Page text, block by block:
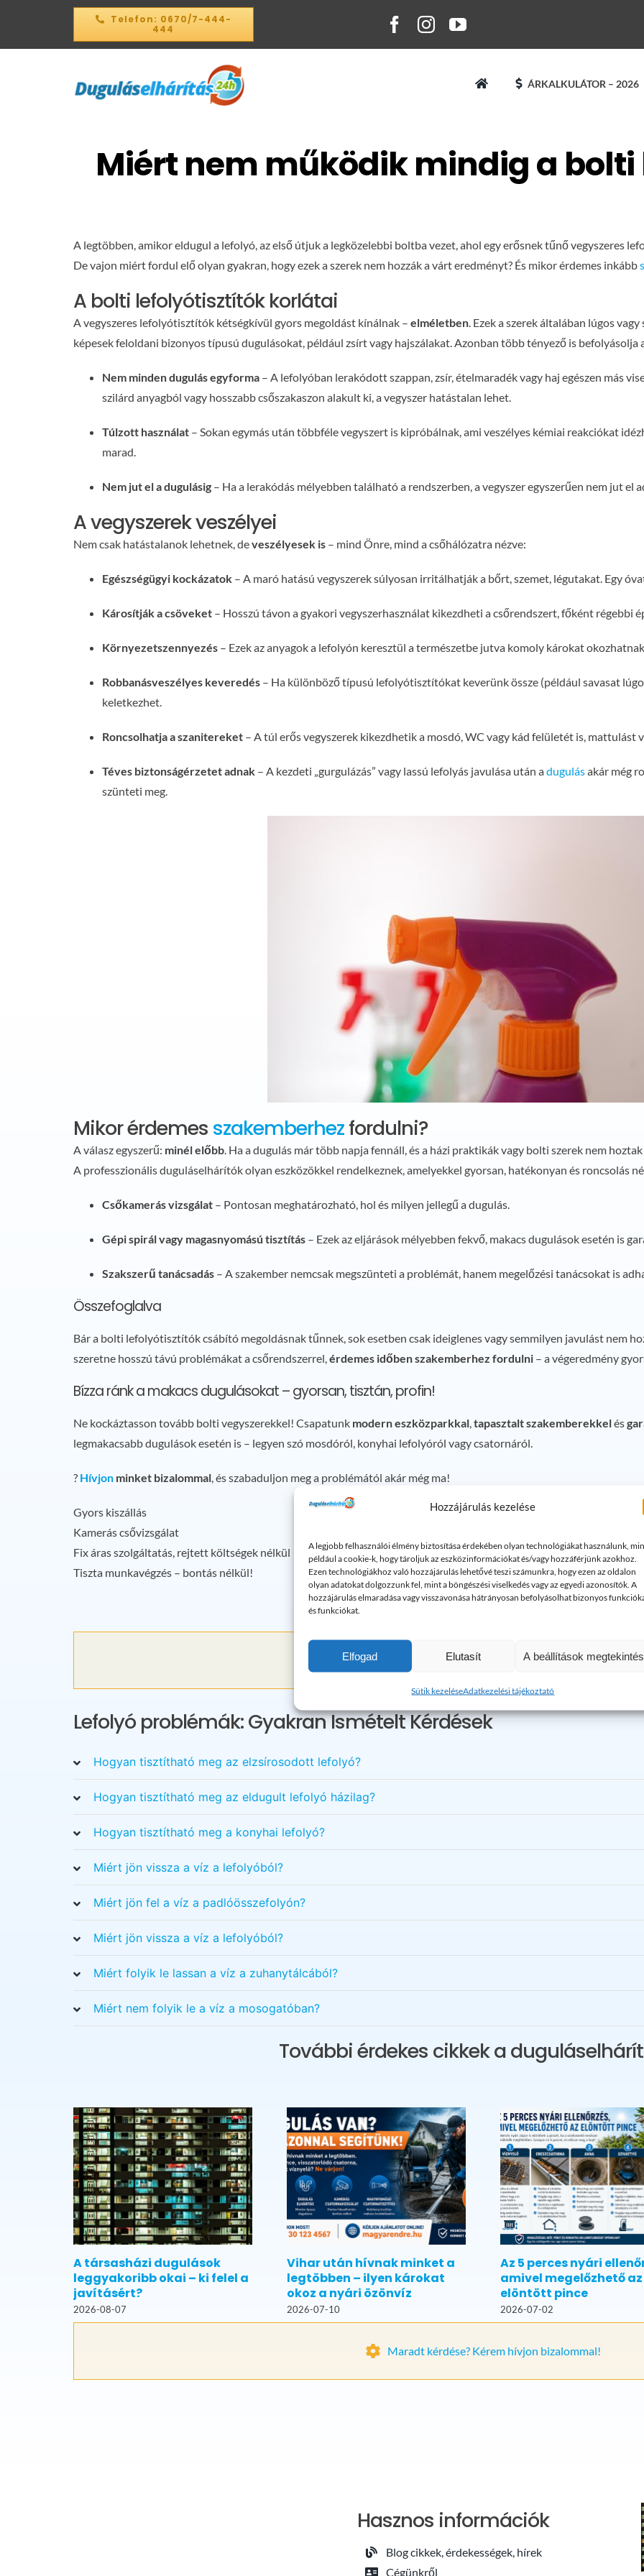
Hozzájárulás kezelése
A legjobb felhasználói élmény biztosítása érdekében olyan technológiákat használunk,
például a cookie-k, hogy tároljuk az eszközinformációkat és/vagy hozzáférjünk azokhoz.
Ezen technológiákhoz való hozzájárulás lehetővé teszi számunkra, hogy ezen az oldalon
olyan adatokat dolgozzunk fel, mint a böngészési viselkedés vagy az egyedi azonosítók. A
hozzájárulás elmaradása vagy visszavonása hátrányosan befolyásolhat bizonyos
és funkciókat.
Elfogad Elutasít A beállítások
Sütik kezeléseAdatkezelési tájékoztató
Telefon: 0670/7-444-
444
ÁRKALKULÁTOR – 2026
Miért nem működik mindig a
A legtöbben, amikor eldugul a lefolyó, az első útjuk a legközelebbi boltba vezet, ahol egy erősnek tűnő vegyszeres
De vajon miért fordul elő olyan gyakran, hogy ezek a szerek nem hozzák a várt eredményt? És mikor érdemes inkább
A bolti lefolyótisztítók korlátai
A vegyszeres lefolyótisztítók kétségkívül gyors megoldást kínálnak – elméletben. Ezek a szerek általában lúgos
képesek feloldani bizonyos típusú dugulásokat, például zsírt vagy hajszálakat. Azonban több tényező is befolyásolja
Nem minden dugulás egyforma– A lefolyóban lerakódott szappan, zsír, ételmaradék vagy haj egészen más
szilárd anyagból vagy hosszabb csőszakaszon alakult ki, a vegyszer hatástalan lehet.
Túlzott használat– Sokan egymás után többféle vegyszert is kipróbálnak, ami veszélyes kémiai reakciókat
marad.
Nem jut el a dugulásig– Ha a lerakódás mélyebben található a rendszerben, a vegyszer egyszerűen nem jut el
A vegyszerek veszélyei
Nem csak hatástalanok lehetnek, deveszélyesek is– mind Önre, mind a csőhálózatra nézve:
Egészségügyi kockázatok– A maró hatású vegyszerek súlyosan irritálhatják a bőrt, szemet, légutakat. Egy
Károsítják a csöveket– Hosszú távon a gyakori vegyszerhasználat kikezdheti a csőrendszert, főként régebbi
Környezetszennyezés– Ezek az anyagok a lefolyón keresztül a természetbe jutva komoly károkat
Robbanásveszélyes keveredés– Ha különböző típusú lefolyótisztítókat keverünk össze (például savasat
keletkezhet.
Roncsolhatja a szanitereket– A túl erős vegyszerek kikezdhetik a mosdó, WC vagy kád felületét is, mattulást
Téves biztonságérzetet adnak– A kezdeti „gurgulázás” vagy lassú lefolyás javulása után adugulásakár még
szünteti meg.
Mikor érdemes szakemberhezfordulni?
A válasz egyszerű: minél előbb. Ha a dugulás már több napja fennáll, és a házi praktikák vagy bolti szerek nem
A professzionális duguláselhárítók olyan eszközökkel rendelkeznek, amelyekkel gyorsan, hatékonyan és roncsolás
Csőkamerás vizsgálat– Pontosan meghatározható, hol és milyen jellegű a dugulás.
Gépi spirál vagy magasnyomású tisztítás– Ezek az eljárások mélyebben fekvő, makacs dugulások esetén is
Szakszerű tanácsadás– A szakember nemcsak megszünteti a problémát, hanem megelőzési tanácsokat is
Összefoglalva
Bár a bolti lefolyótisztítók csábító megoldásnak tűnnek, sok esetben csak ideiglenes vagy semmilyen javulást nem
szeretne hosszú távú problémákat a csőrendszerrel,érdemes időben szakemberhez fordulni– a végeredmény
Bízza ránk a makacs dugulásokat – gyorsan, tisztán, profin!
Ne kockáztasson tovább bolti vegyszerekkel! Csapatunk modern eszközparkkal,tapasztalt szakemberekkelés
legmakacsabb dugulások esetén is – legyen szó mosdóról, konyhai lefolyóról vagy csatornáról.
? Hívjonminket bizalommal, és szabaduljon meg a problémától akár még ma!
Gyors kiszállás
Kamerás csővizsgálat
Fix áras szolgáltatás, rejtett költségek nélkül
Tiszta munkavégzés – bontás nélkül!
Maradt kérdése? Kérem hívjon bizalommal!
Lefolyó problémák: Gyakran Ismételt Kérdések
Hogyan tisztítható meg az elzsírosodott lefolyó?
Hogyan tisztítható meg az eldugult lefolyó házilag?
Hogyan tisztítható meg a konyhai lefolyó?
Miért jön vissza a víz a lefolyóból?
Miért jön fel a víz a padlóösszefolyón?
Miért jön vissza a víz a lefolyóból?
Miért folyik le lassan a víz a zuhanytálcából?
Miért nem folyik le a víz a mosogatóban?
További érdekes cikkek a
A társasházi dugulások
leggyakoribb okai – ki felel a
javításért?
2026-08-07
Vihar után hívnak minket a
legtöbben – ilyen károkat
okoz a nyári özönvíz
2026-07-10
Az 5 perces nyári
amivel megelőzhető az
elöntött pince
2026-07-02
Maradt kérdése? Kérem hívjon bizalommal!
Hasznos információk
Blog cikkek, érdekességek, hírek
Cégünkről